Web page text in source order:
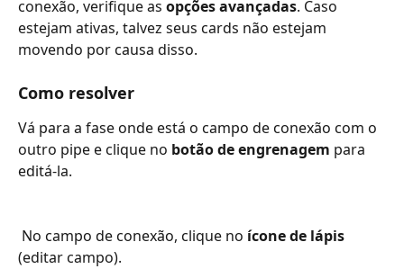
conexão, verifique as opções avançadas. Caso
estejam ativas, talvez seus cards não estejam
movendo por causa disso.
Como resolver
Vá para a fase onde está o campo de conexão com o
outro pipe e clique no botão de engrenagem para
editá-la.
No campo de conexão, clique no ícone de lápis
(editar campo).